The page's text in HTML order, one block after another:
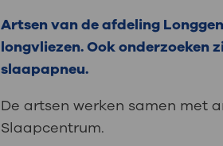
Artsen van de afdeling
longvliezen. Ook onderzoeken
slaapapneu.
De artsen werken samen met
Slaapcentrum.